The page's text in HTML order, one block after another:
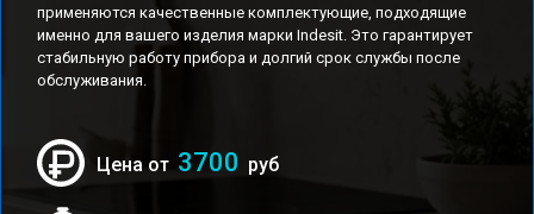
применяются качественные комплектующие, подходящие
именно для вашего изделия марки Indesit. Это гарантирует
стабильную работу прибора и долгий срок службы после
обслуживания.
Цена от 3700 руб